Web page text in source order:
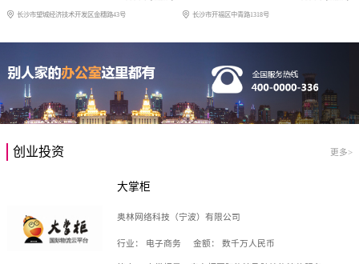
长沙市望城经济技术开发区金穗路43号 长沙市开福区中青路1318号
创业投资 更多>
大掌柜
奥林网络科技（宁波）有限公司
行业： 电子商务 金额： 数千万人民币